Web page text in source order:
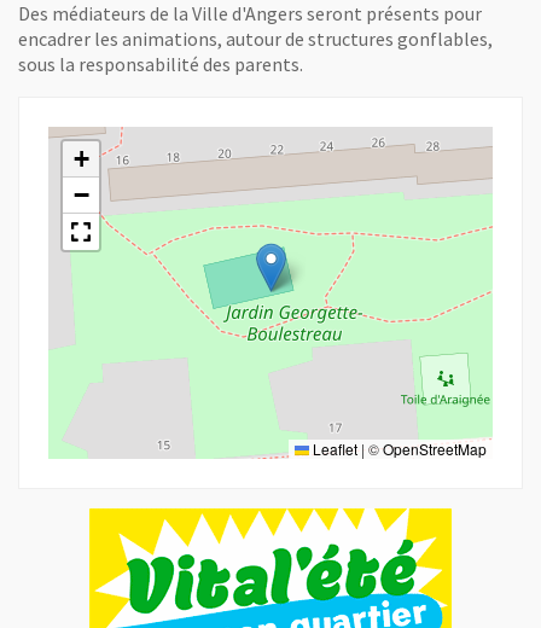
Des médiateurs de la Ville d'Angers seront présents pour
encadrer les animations, autour de structures gonflables,
sous la responsabilité des parents.
+
−
Leaflet | ©OpenStreetMap